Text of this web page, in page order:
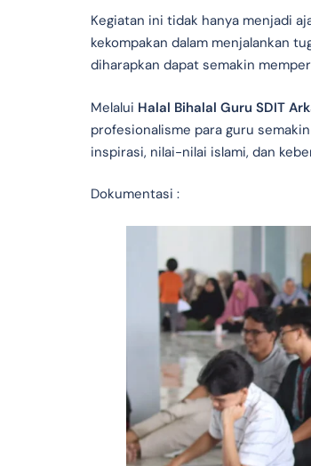
Kegiatan ini tidak hanya menjadi
kekompakan dalam menjalankan
diharapkan dapat semakin
Melalui Halal Bihalal Guru SDIT
profesionalisme para guru
inspirasi, nilai-nilai islami, dan
Dokumentasi :